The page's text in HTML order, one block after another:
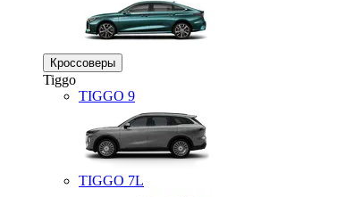
Кроссоверы
Tiggo
TIGGO 9
TIGGO 7L